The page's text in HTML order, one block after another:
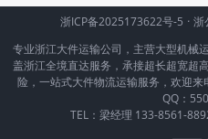
浙ICP备2025173622号-5 · 浙
专业浙江大件运输公司，主营大型机械
盖浙江全境直达服务，承接超长超宽超
险，一站式大件物流运输服务，欢迎来
QQ：
TEL：梁经理 133-8561-